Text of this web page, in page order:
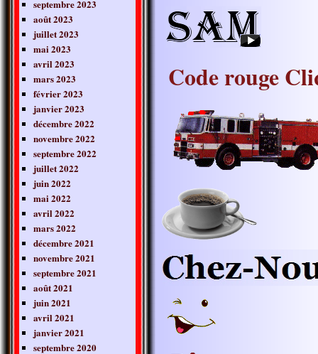
septembre 2023
août 2023
juillet 2023
mai 2023
avril 2023
mars 2023
février 2023
janvier 2023
décembre 2022
novembre 2022
septembre 2022
juillet 2022
juin 2022
mai 2022
avril 2022
mars 2022
décembre 2021
novembre 2021
septembre 2021
août 2021
juin 2021
avril 2021
janvier 2021
septembre 2020
Code rouge